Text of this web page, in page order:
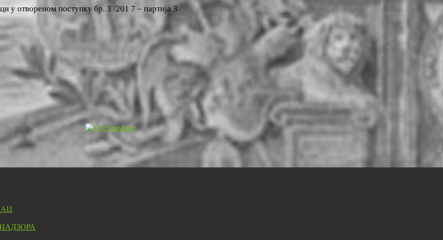
отвореном поступку бр. 3 /201 7 – партија 3